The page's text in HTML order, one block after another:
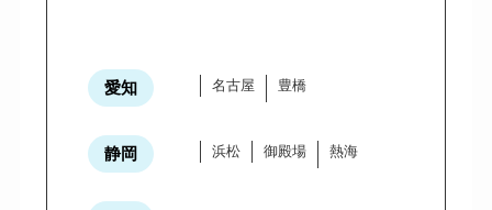
愛知 名古屋 豊橋
静岡 浜松 御殿場 熱海